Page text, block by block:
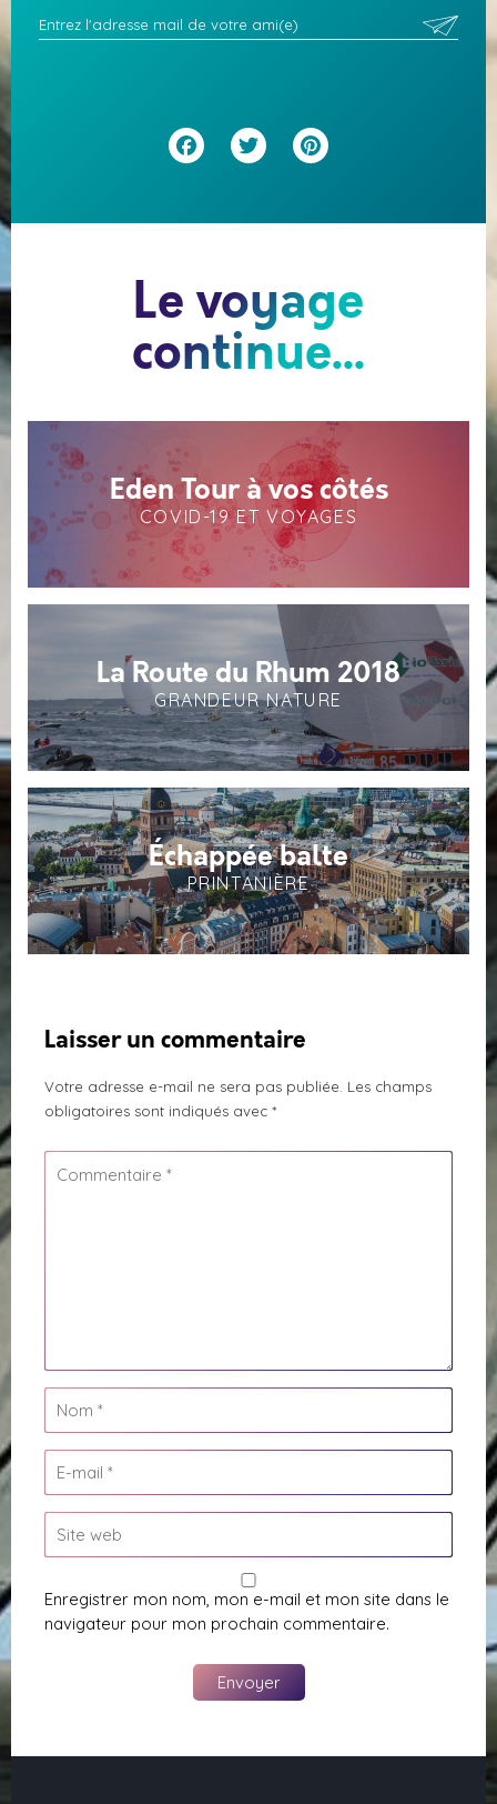
Facebook
Twitter
Le voyage
continue...
Eden Tour à vos côtés
COVID-19 ET VOYAGES
La Route du Rhum 2018
GRANDEUR NATURE
Échappée balte
PRINTANIÈRE
Laisser un commentaire
Votre adresse e-mail ne sera pas publiée. Les champs
obligatoires sont indiqués avec *
Enregistrer mon nom, mon e-mail et mon site dans le
navigateur pour mon prochain commentaire.